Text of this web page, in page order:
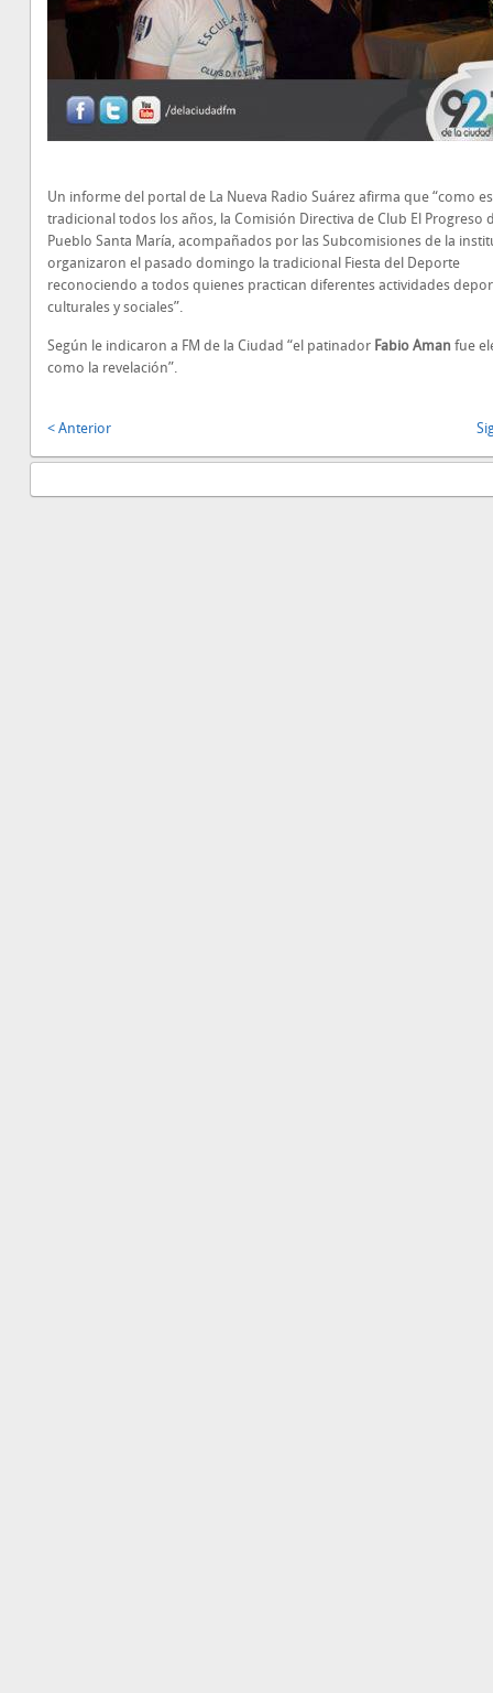
Un informe del portal de La Nueva Radio Suárez afirma que “como es
tradicional todos los años, la Comisión Directiva de Club El Progreso
Pueblo Santa María, acompañados por las Subcomisiones de la
organizaron el pasado domingo la tradicional Fiesta del Deporte
reconociendo a todos quienes practican diferentes actividades
culturales y sociales”.
Según le indicaron a FM de la Ciudad “el patinador Fabio Aman fue
como la revelación”.
< Anterior